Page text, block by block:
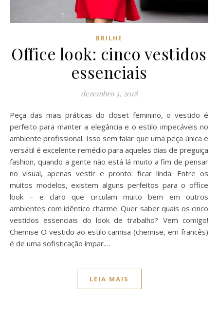
BRILHE
Office look: cinco vestidos
essenciais
dezembro 3, 2018
Peça das mais práticas do closet feminino, o vestido é
perfeito para manter a elegância e o estilo impecáveis no
ambiente profissional. Isso sem falar que uma peça única e
versátil é excelente remédio para aqueles dias de preguiça
fashion, quando a gente não está lá muito a fim de pensar
no visual, apenas vestir e pronto: ficar linda. Entre os
muitos modelos, existem alguns perfeitos para o office
look – e claro que circulam muito bem em outros
ambientes com idêntico charme. Quer saber quais os cinco
vestidos essenciais do look de trabalho? Vem comigo!
Chemise O vestido ao estilo camisa (chemise, em francês)
é de uma sofisticação ímpar.…
LEIA MAIS